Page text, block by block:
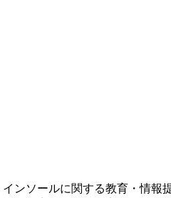
ンソールに関する教育・情